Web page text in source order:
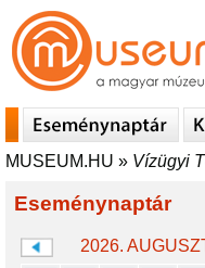
MUSEUM.HU » Vízügyi
Eseménynaptár
2026.